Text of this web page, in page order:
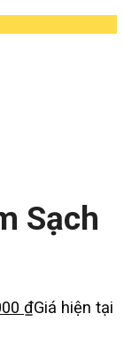
Sạch
₫Giá hiện tại